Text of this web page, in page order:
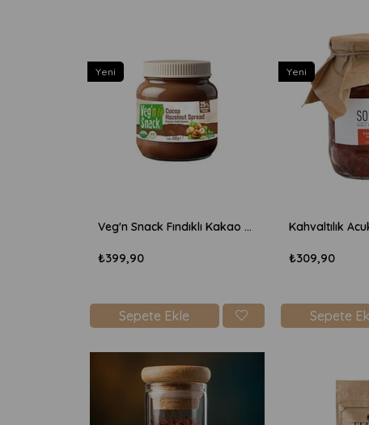
Veg'n Snack Fındıklı Kakao Kreması 330gr
₺399,90
Sepete Ekle
Yeni
Kahvaltılık
₺309,90
Sepete
Yeni